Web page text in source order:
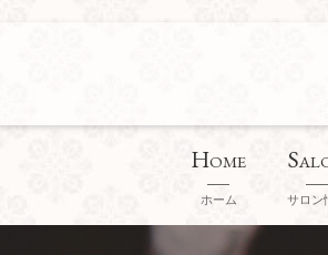
HOME
ホーム
S
サロン